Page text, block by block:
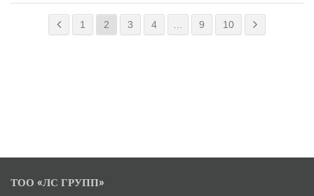
1 2 3 4 9 10
ТОО «ЛС ГРУПП»